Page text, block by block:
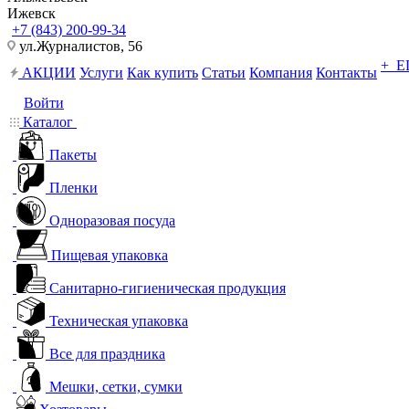
Ижевск
+7 (843) 200-99-34
ул.Журналистов, 56
АКЦИИ Услуги Как купить Статьи Компания Контакты +
Войти
Каталог
Пакеты
Пленки
Одноразовая посуда
Пищевая упаковка
Санитарно-гигиеническая продукция
Техническая упаковка
Все для праздника
Мешки, сетки, сумки